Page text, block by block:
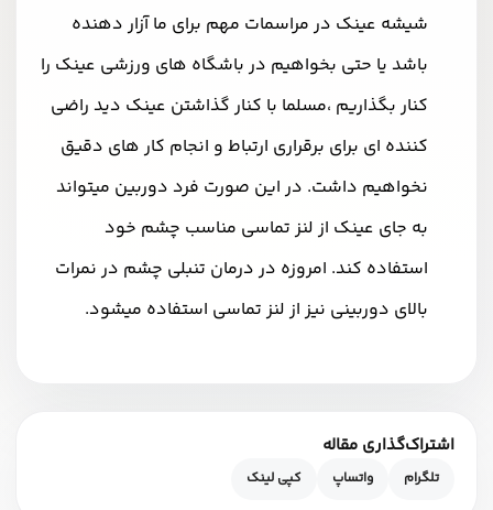
شیشه عینک در مراسمات مهم برای ما آزار دهنده
باشد یا حتی بخواهیم در باشگاه های ورزشی عینک را
کنار بگذاریم ،مسلما با کنار گذاشتن عینک دید راضی
کننده ای برای برقراری ارتباط و انجام کار های دقیق
نخواهیم داشت. در این صورت فرد دوربین میتواند
به جای عینک از لنز تماسی مناسب چشم خود
استفاده کند. امروزه در درمان تنبلی چشم در نمرات
بالای دوربینی نیز از لنز تماسی استفاده میشود.
اشتراک‌گذاری مقاله
تلگرام واتساپ کپی لینک